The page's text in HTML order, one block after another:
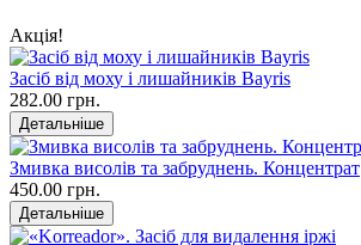
Акція!
Засіб від моху і лишайників Bayris
282.00 грн.
Детальніше
Змивка висолів та забруднень. Концентрат
450.00 грн.
Детальніше